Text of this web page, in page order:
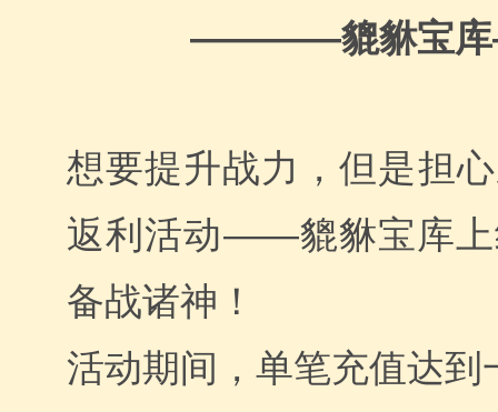
————貔貅宝库
想要提升战力，但是担
返利活动——貔貅宝库上
备战诸神！
活动期间，单笔充值达到